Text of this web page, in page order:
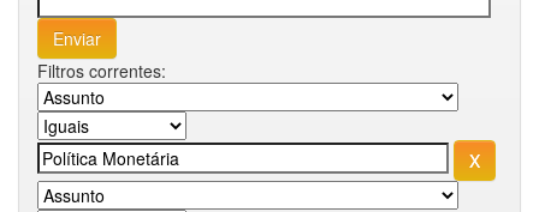
Filtros correntes: